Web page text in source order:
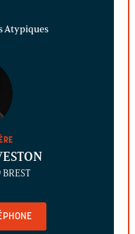
Atypiques
BREST